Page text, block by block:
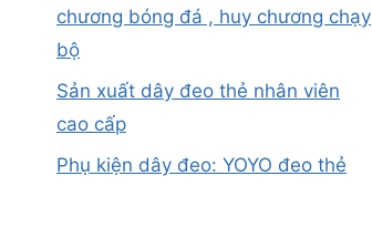
chương bóng đá , huy chương chạy
bộ
Sản xuất dây đeo thẻ nhân viên
cao cấp
Phụ kiện dây đeo: YOYO đeo thẻ